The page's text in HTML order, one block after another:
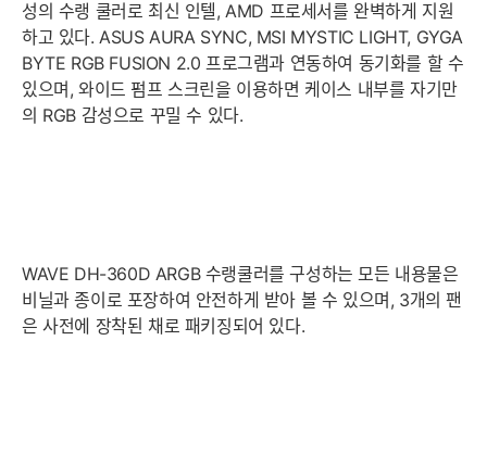
성의 수랭 쿨러로 최신 인텔, AMD 프로세서를 완벽하게 지원
하고 있다. ASUS AURA SYNC, MSI MYSTIC LIGHT, GYGA
BYTE RGB FUSION 2.0 프로그램과 연동하여 동기화를 할 수
있으며, 와이드 펌프 스크린을 이용하면 케이스 내부를 자기만
의 RGB 감성으로 꾸밀 수 있다.
WAVE DH-360D ARGB 수랭쿨러를 구성하는 모든 내용물은
비닐과 종이로 포장하여 안전하게 받아 볼 수 있으며, 3개의 팬
은 사전에 장착된 채로 패키징되어 있다.